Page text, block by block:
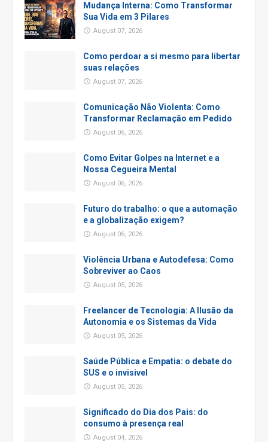
Mudança Interna: Como Transformar
Sua Vida em 3 Pilares
August 07, 2026
Como perdoar a si mesmo para libertar
suas relações
August 07, 2026
Comunicação Não Violenta: Como
Transformar Reclamação em Pedido
August 06, 2026
Como Evitar Golpes na Internet e a
Nossa Cegueira Mental
August 06, 2026
Futuro do trabalho: o que a automação
e a globalização exigem?
August 06, 2026
Violência Urbana e Autodefesa: Como
Sobreviver ao Caos
August 05, 2026
Freelancer de Tecnologia: A Ilusão da
Autonomia e os Sistemas da Vida
August 05, 2026
Saúde Pública e Empatia: o debate do
SUS e o invisivel
August 05, 2026
Significado do Dia dos Pais: do
consumo à presença real
August 04, 2026